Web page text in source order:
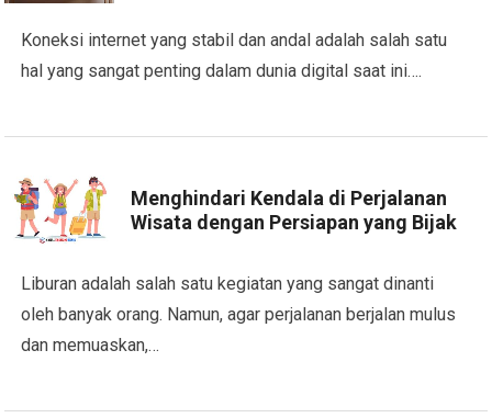
Koneksi internet yang stabil dan andal adalah salah satu
hal yang sangat penting dalam dunia digital saat ini….
Menghindari Kendala di Perjalanan
Wisata dengan Persiapan yang Bijak
Liburan adalah salah satu kegiatan yang sangat dinanti
oleh banyak orang. Namun, agar perjalanan berjalan mulus
dan memuaskan,…